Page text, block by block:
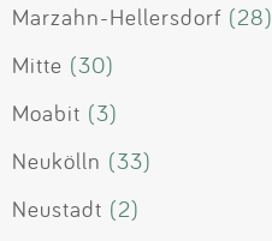
Marzahn-Hellersdorf (28)
Mitte (30)
Moabit (3)
Neukölln (33)
Neustadt (2)